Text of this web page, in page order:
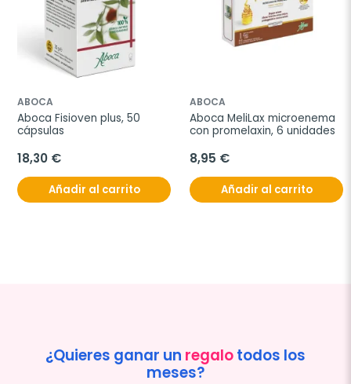
ABOCA
Aboca Fisioven plus, 50
cápsulas
18,30 €
Añadir al carrito
ABOCA
Aboca MeliLax microenema
con promelaxin, 6 unidades
8,95 €
Añadir al carrito
¿Quieres ganar un regalotodos los
meses?